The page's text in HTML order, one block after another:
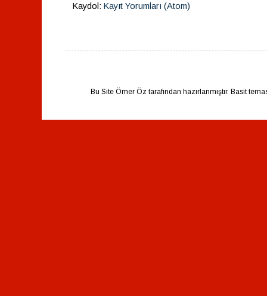
Kaydol: Kayıt Yorumları (Atom)
Bu Site Ömer Öz tarafından hazırlanmıştır. Basit